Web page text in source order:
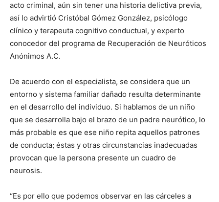
acto criminal, aún sin tener una historia delictiva previa,
así lo advirtió Cristóbal Gómez González, psicólogo
clínico y terapeuta cognitivo conductual, y experto
conocedor del programa de Recuperación de Neuróticos
Anónimos A.C.
De acuerdo con el especialista, se considera que un
entorno y sistema familiar dañado resulta determinante
en el desarrollo del individuo. Si hablamos de un niño
que se desarrolla bajo el brazo de un padre neurótico, lo
más probable es que ese niño repita aquellos patrones
de conducta; éstas y otras circunstancias inadecuadas
provocan que la persona presente un cuadro de
neurosis.
“Es por ello que podemos observar en las cárceles a